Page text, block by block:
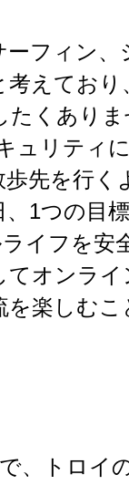
ーフィン
考えてお
たくあり
ュリティ
先を行く
1つの目
イフを安
てオンラ
を楽しむ
、トロイ